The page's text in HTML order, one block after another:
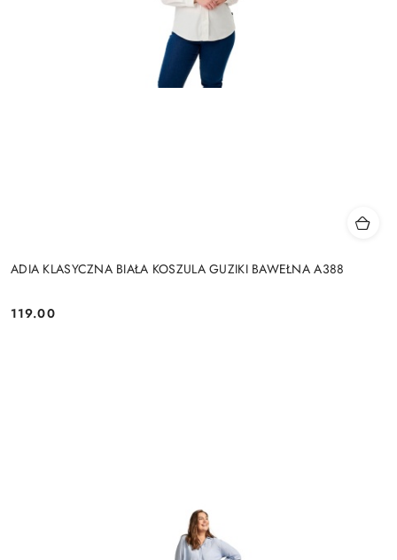
ADIA KLASYCZNA BIAŁA KOSZULA GUZIKI BAWEŁNA A388
Cena:
119.00